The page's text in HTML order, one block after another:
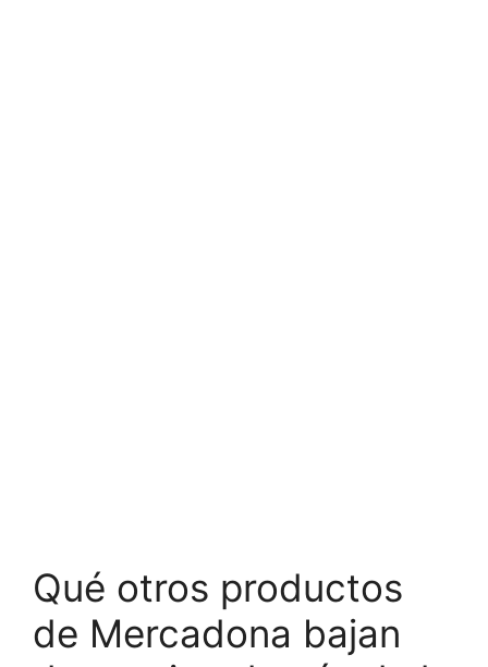
Qué otros productos
de Mercadona bajan